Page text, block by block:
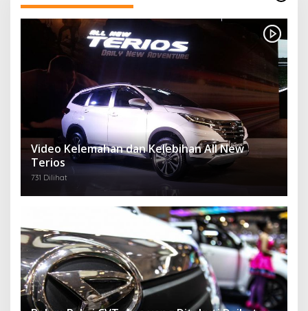
Video Kelemahan dan Kelebihan All New
Terios
731 Dilihat